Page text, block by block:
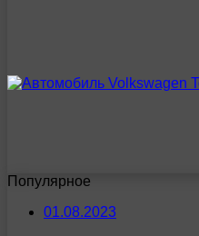
Популярное
01.08.2023